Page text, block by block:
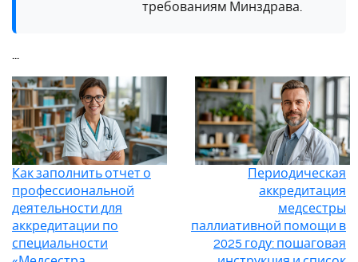
требованиям Минздрава.
...
Как заполнить отчет о
профессиональной
деятельности для
аккредитации по
специальности
Периодическая
аккредитация
медсестры
паллиативной помощи в
2025 году: пошаговая